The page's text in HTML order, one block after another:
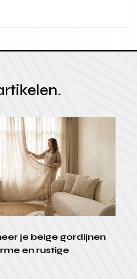
je beige gordijnen
en rustige